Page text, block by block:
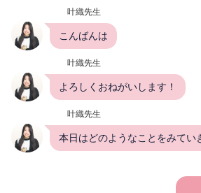
叶織先生
こんばんは
叶織先生
よろしくおねがいします！
叶織先生
本日はどのようなことをみてい